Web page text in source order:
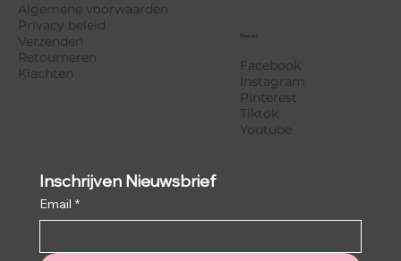
Algemene voorwaarden
Privacy beleid
Verzenden
Retourneren
Klachten
Facebook
Instagram
Pinterest
Tiktok
Youtube
Social
Inschrijven Nieuwsbrief
Email *